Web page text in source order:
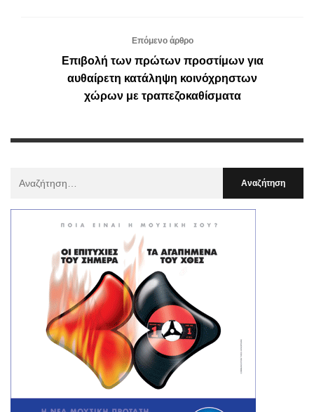
Επόμενο άρθρο
Επιβολή των πρώτων προστίμων για
αυθαίρετη κατάληψη κοινόχρηστων
χώρων με τραπεζοκαθίσματα
: